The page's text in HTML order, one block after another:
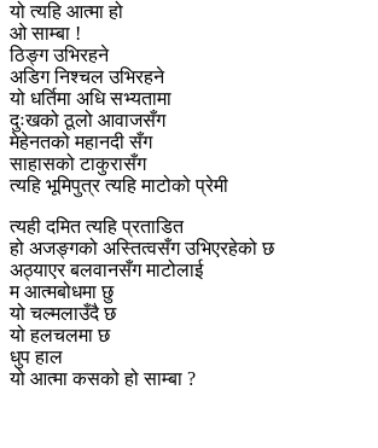
यो त्यहि आत्मा हो
ओ साम्बा !
ठिङ्ग उभिरहने
अडिग निश्चल उभिरहने
यो धर्तिमा अधि सभ्यतामा
दुःखको ठूलो आवाजसँग
मेहेनतको महानदी सँग
साहासको टाकुरासँग
त्यहि भूमिपुत्र त्यहि माटोको प्रेमी
त्यही दमित त्यहि प्रताडित
हो अजङ्गको अस्तित्वसँग उभिएरहेको छ
अठ्याएर बलवानसँग माटोलाई
म आत्मबोधमा छु
यो चल्मलाउँदै छ
यो हलचलमा छ
धुप हाल
यो आत्मा कसको हो साम्बा ?